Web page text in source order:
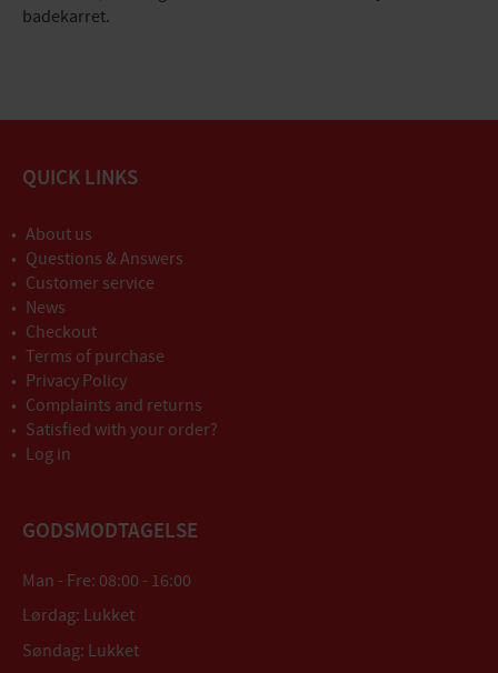
badekarret.
QUICK LINKS
About us
Questions & Answers
Customer service
News
Checkout
Terms of purchase
Privacy Policy
Complaints and returns
Satisfied with your order?
Log in
GODSMODTAGELSE
Man - Fre: 08:00 - 16:00
Lørdag: Lukket
Søndag: Lukket